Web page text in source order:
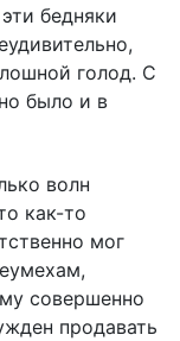
бедняки
голод. С
было и в
волн
как-то
мог
совершенно
продавать